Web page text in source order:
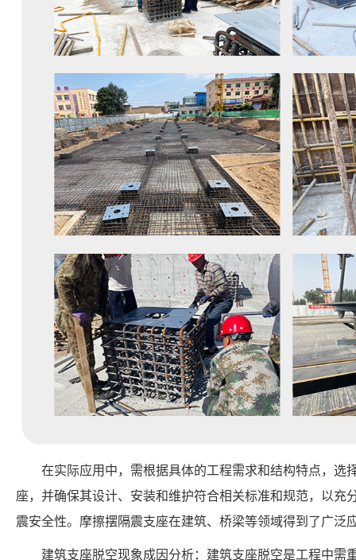
在实际应用中，需根据具体的工程需求和结构特点，选
座，并确保其设计、安装和维护符合相关标准和规范，以充
震安全性。摩擦摆隔震支座在建筑、桥梁等领域得到了广泛
建筑支座脱空现象成因分析：建筑支座脱空是工程中需